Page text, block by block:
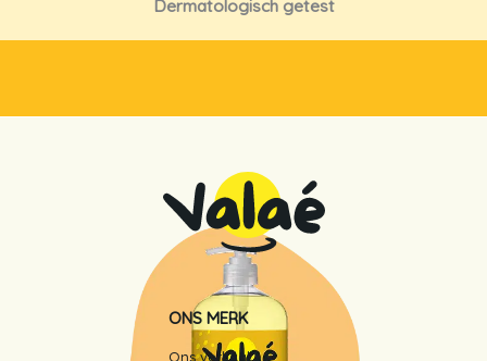
MANGO DOUCHEOLIE
Dermatologisch getest
ONS MERK
Ons verhaal